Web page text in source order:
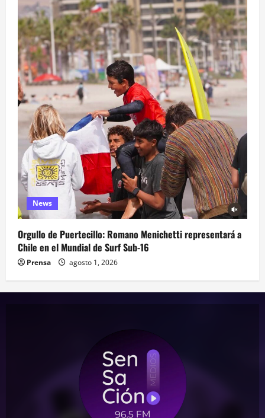
News
Orgullo de Puertecillo: Romano Menichetti representará a
Chile en el Mundial de Surf Sub-16
Prensa agosto 1, 2026